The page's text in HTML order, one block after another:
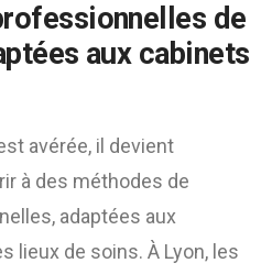
de
aux cabinets
avérée, il devient
à des méthodes de
adaptées aux
lieux de soins. À Lyon, les